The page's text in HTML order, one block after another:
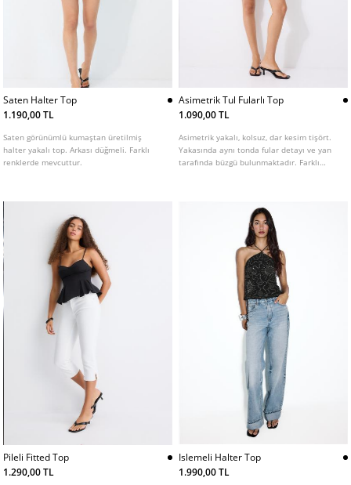
Saten Halter Top
1.190,00 TL
Saten görünümlü kumaştan üretilmiş
halter yakalı top. Arkası düğmeli. Farklı
renklerde mevcuttur.
Asimetrik Tul Fularlı Top
1.090,00 TL
Asimetrik yakalı, kolsuz, dar kesim tişört.
Yakasında aynı tonda fular detayı ve yan
tarafında büzgü bulunmaktadır. Farklı
Pileli Fitted Top
1.290,00 TL
Islemeli Halter Top
1.990,00 TL